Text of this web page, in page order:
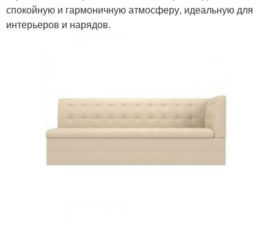
спокойную и гармоничную атмосферу, идеальную для
интерьеров и нарядов.